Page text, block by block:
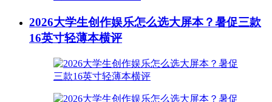
2026大学生创作娱乐怎么选大屏本？暑促三款
16英寸轻薄本横评